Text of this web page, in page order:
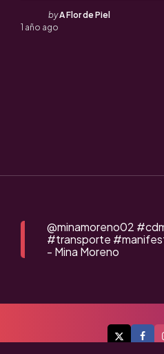
Posted
by
byA Flor de Piel
1 año ago
@minamoreno02
#transporte
- Mina Moreno